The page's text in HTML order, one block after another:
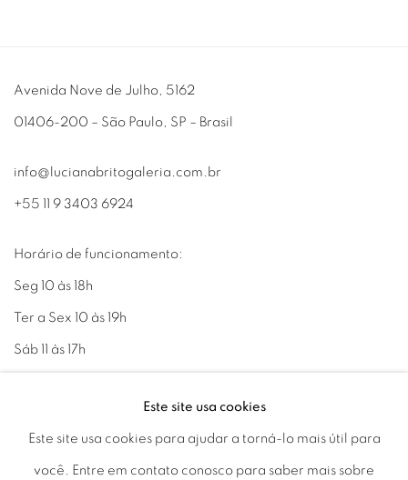
Avenida Nove de Julho, 5162
01406-200 – São Paulo, SP – Brasil
info@lucianabritogaleria.com.br
+55 11 9 3403 6924
Horário de funcionamento:
Seg 10 às 18h
Ter a Sex 10 às 19h
Sáb 11 às 17h
Go
Este site usa cookies
Este site usa cookies para ajudar a torná-lo mais útil para
você. Entre em contato conosco para saber mais sobre